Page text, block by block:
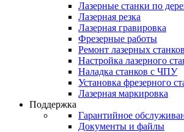
Лазерные станки по
Лазерная резка
Лазерная гравировка
Фрезерные работы
Ремонт лазерных станков
Настройка лазерного
Наладка станков с ЧПУ
Установка фрезерного
Лазерная маркировка
Поддержка
Гарантийное
Документы и файлы